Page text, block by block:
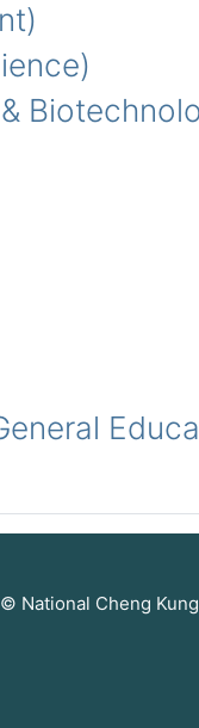
National Cheng